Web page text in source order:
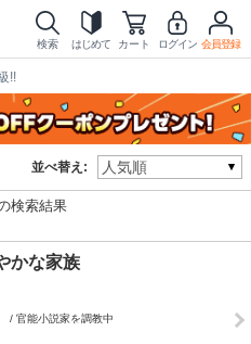
検索 はじめて カート ログイン 会員登録
!!
並べ替え:
検索結果
かな家族
/ 官能小説家を調教中